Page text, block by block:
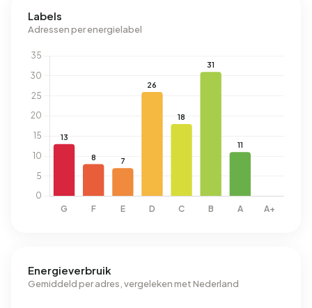
Labels
Adressen per energielabel
Energieverbruik
Gemiddeld per adres, vergeleken met Nederland